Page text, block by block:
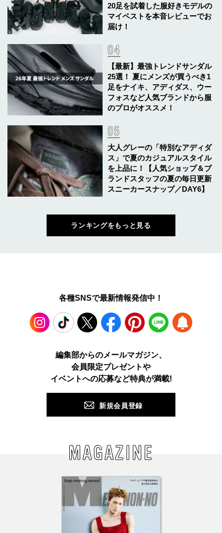
20足を試着した服好きモデルの
マイベストを本音レビューでお
届け！
【最新】最強トレンドサンダル
25選！ 夏にメンズが買うべき1
足をナイキ、アディダス、ウー
フォスなど人気ブランドから服
のプロがオススメ！
大人グレーの「特別なアディダ
ス」で夏のカジュアルスタイル
を上品に！【人気ショップ＆ブ
ランドスタッフの夏の毎日更新
スニーカースナップ／DAY6】
ランキングをもっと見る
各種SNSで最新情報発信中！
TikTok Facebook Pinterest LINE
編集部からのメールマガジン、
会員限定プレゼントや
イベントへの応募など特典が満載!
新規会員登録
MAGAZINE